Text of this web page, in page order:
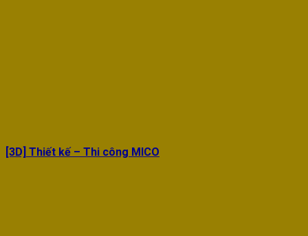
[3D] Thiết kế – Thi công MICO